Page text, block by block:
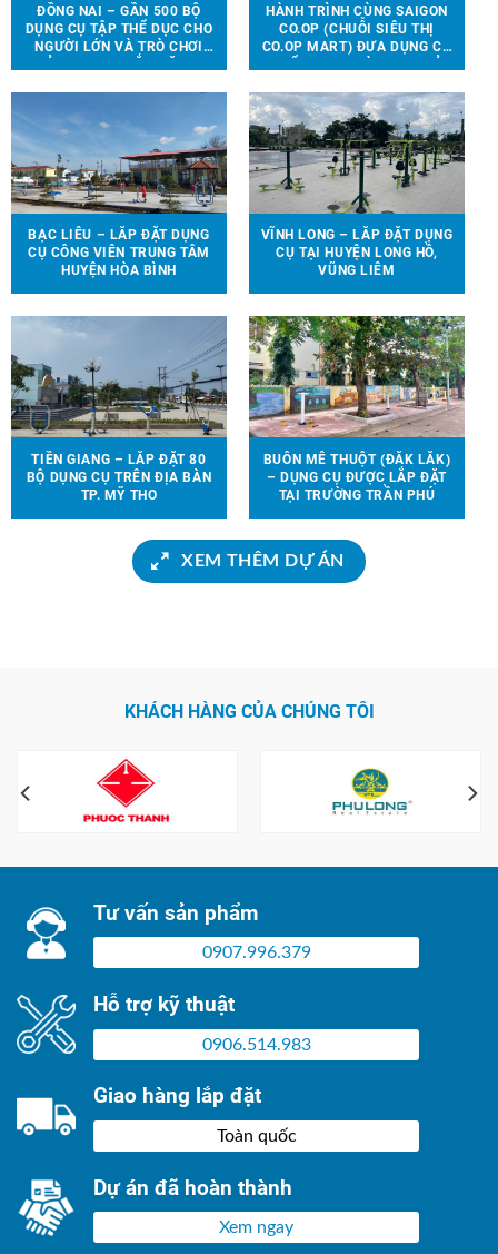
ĐỒNG NAI – GẦN 500 BỘ
DỤNG CỤ TẬP THỂ DỤC CHO
NGƯỜI LỚN VÀ TRÒ CHƠI
HÀNH TRÌNH CÙNG SAIGON
CO.OP (CHUỖI SIÊU THỊ
CO.OP MART) ĐƯA DỤNG CỤ
HỌC TẠI 6 TỈNH THÀNH
BẠC LIÊU – LẮP ĐẶT DỤNG
CỤ CÔNG VIÊN TRUNG TÂM
HUYỆN HÒA BÌNH
VĨNH LONG – LẮP ĐẶT DỤNG
CỤ TẠI HUYỆN LONG HỒ,
VŨNG LIÊM
TIỀN GIANG – LẮP ĐẶT 80
BỘ DỤNG CỤ TRÊN ĐỊA BÀN
TP. MỸ THO
BUÔN MÊ THUỘT (ĐẮK LẮK)
– DỤNG CỤ ĐƯỢC LẮP ĐẶT
TẠI TRƯỜNG TRẦN PHÚ
XEM THÊM DỰ ÁN
KHÁCH HÀNG CỦA CHÚNG TÔI
Tư vấn sản phẩm
0907.996.379
Hỗ trợ kỹ thuật
0906.514.983
Giao hàng lắp đặt
Toàn quốc
Dự án đã hoàn thành
Xem ngay